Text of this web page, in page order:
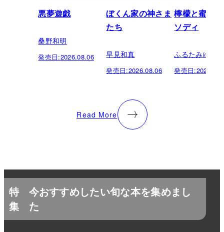
悪夢遊戯
桑野和明
発売日:2026.08.06
ぼくん家の神さま
たち
早見和真
発売日:2026.08.06
檸檬と蜜柑
ソディ
ふるたみゆき
発売日:
Read More
特
集
今おすすめしたい旬な本を集めまし
た